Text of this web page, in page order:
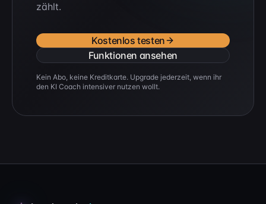
zählt.
Kostenlos testen
Funktionen ansehen
Kein Abo, keine Kreditkarte. Upgrade jederzeit, wenn ihr
den KI Coach intensiver nutzen wollt.